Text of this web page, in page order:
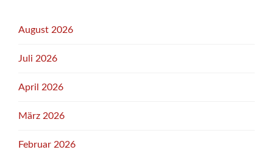
August 2026
Juli 2026
April 2026
März 2026
Februar 2026